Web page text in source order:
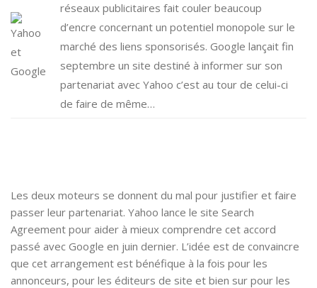
réseaux publicitaires fait couler beaucoup
d’encre concernant un potentiel monopole sur le
marché des liens sponsorisés. Google lançait fin
septembre un site destiné à informer sur son
partenariat avec Yahoo c’est au tour de celui-ci
de faire de même…
Les deux moteurs se donnent du mal pour justifier et faire
passer leur partenariat. Yahoo lance le site Search
Agreement pour aider à mieux comprendre cet accord
passé avec Google en juin dernier. L’idée est de convaincre
que cet arrangement est bénéfique à la fois pour les
annonceurs, pour les éditeurs de site et bien sur pour les